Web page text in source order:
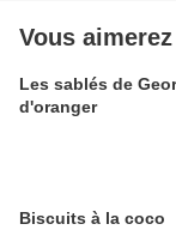
Vous
Les sablés de
d'oranger
Biscuits à la coco